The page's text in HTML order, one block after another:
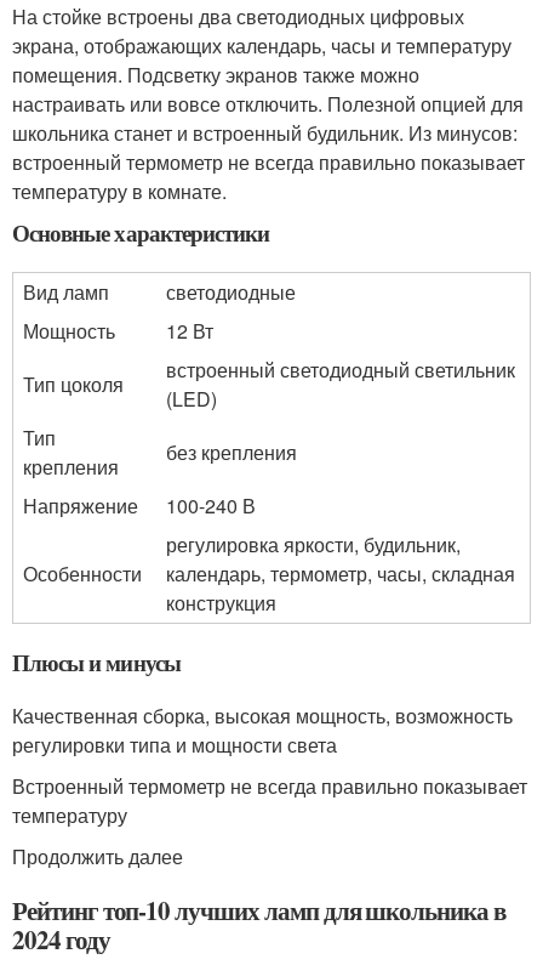
На стойке встроены два светодиодных цифровых
экрана, отображающих календарь, часы и температуру
помещения. Подсветку экранов также можно
настраивать или вовсе отключить. Полезной опцией для
школьника станет и встроенный будильник. Из минусов:
встроенный термометр не всегда правильно показывает
температуру в комнате.
Основные характеристики
Вид ламп
светодиодные
Мощность
12 Вт
Тип цоколя
встроенный светодиодный светильник
(LED)
Тип
крепления
без крепления
Напряжение
100-240 В
Особенности
регулировка яркости, будильник,
календарь, термометр, часы, складная
конструкция
Плюсы и минусы
Качественная сборка, высокая мощность, возможность
регулировки типа и мощности света
Встроенный термометр не всегда правильно показывает
температуру
Продолжить далее
Рейтинг топ-10 лучших ламп для школьника в
2024 году